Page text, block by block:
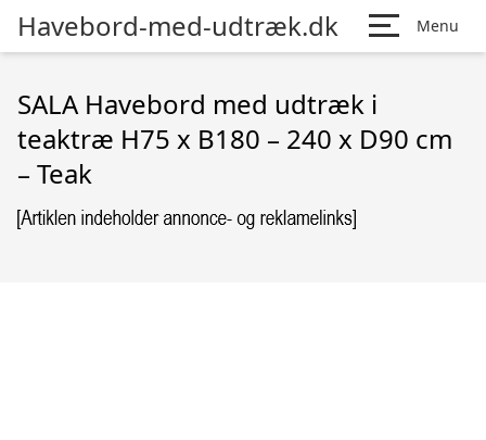
Havebord-med-udtræk.dk Menu
SALA Havebord med udtræk i
teaktræ H75 x B180 – 240 x D90 cm
– Teak